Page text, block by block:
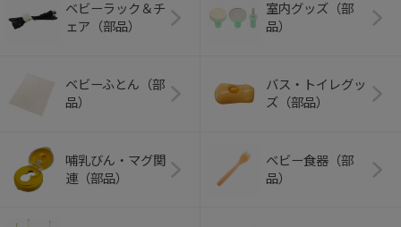
ベビーラック＆チ
ェア（部品）
室内グッズ（部
品）
ベビーふとん（部
品）
バス・トイレグッ
ズ（部品）
哺乳びん・マグ関
連（部品）
ベビー食器（部
品）